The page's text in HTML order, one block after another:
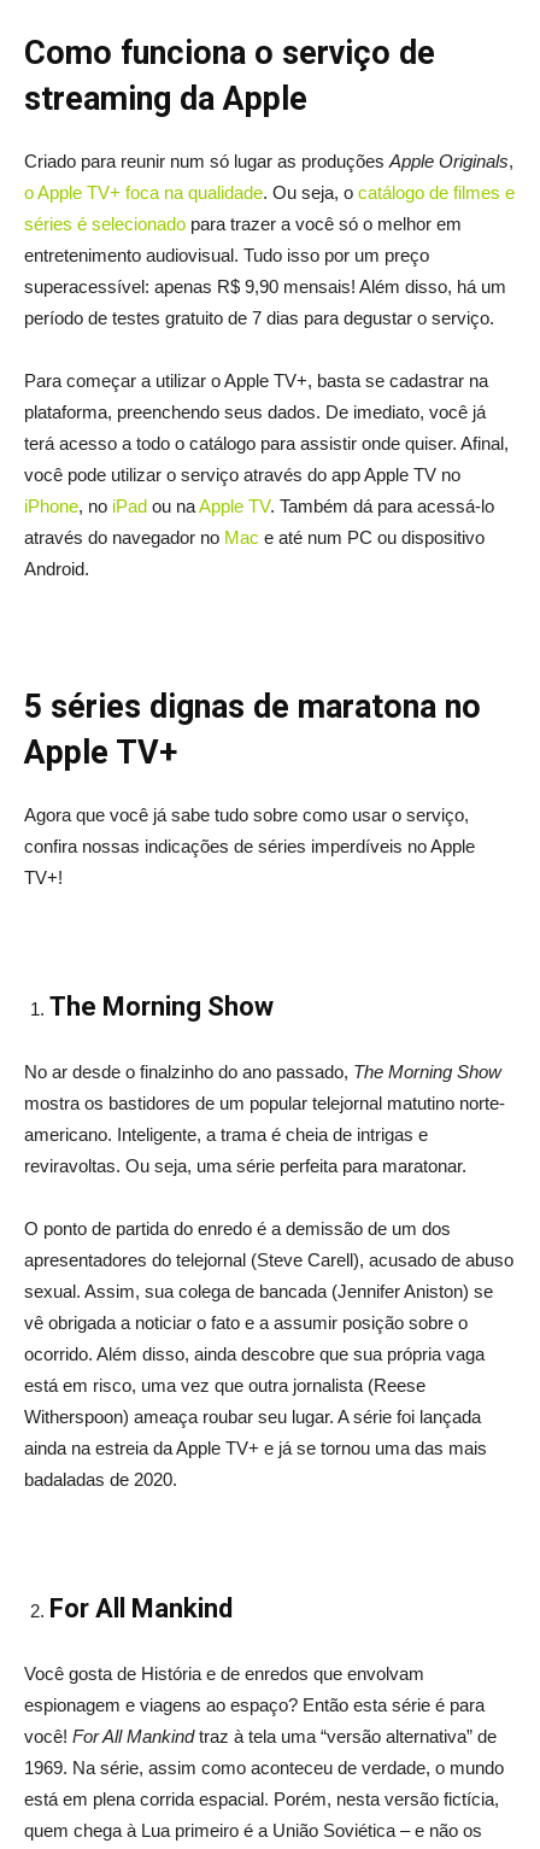
Como funciona o serviço de
streaming da Apple
Criado para reunir num só lugar as produções Apple Originals,
o Apple TV+ foca na qualidade. Ou seja, o catálogo de filmes e
séries é selecionado para trazer a você só o melhor em
entretenimento audiovisual. Tudo isso por um preço
superacessível: apenas R$ 9,90 mensais! Além disso, há um
período de testes gratuito de 7 dias para degustar o serviço.
Para começar a utilizar o Apple TV+, basta se cadastrar na
plataforma, preenchendo seus dados. De imediato, você já
terá acesso a todo o catálogo para assistir onde quiser. Afinal,
você pode utilizar o serviço através do app Apple TV no
iPhone, no iPad ou naApple TV. Também dá para acessá-lo
através do navegador no Mac e até num PC ou dispositivo
Android.
5 séries dignas de maratona no
Apple TV+
Agora que você já sabe tudo sobre como usar o serviço,
confira nossas indicações de séries imperdíveis no Apple
TV+!
The Morning Show
No ar desde o finalzinho do ano passado, The Morning Show
mostra os bastidores de um popular telejornal matutino norte-
americano. Inteligente, a trama é cheia de intrigas e
reviravoltas. Ou seja, uma série perfeita para maratonar.
O ponto de partida do enredo é a demissão de um dos
apresentadores do telejornal (Steve Carell), acusado de abuso
sexual. Assim, sua colega de bancada (Jennifer Aniston) se
vê obrigada a noticiar o fato e a assumir posição sobre o
ocorrido. Além disso, ainda descobre que sua própria vaga
está em risco, uma vez que outra jornalista (Reese
Witherspoon) ameaça roubar seu lugar. A série foi lançada
ainda na estreia da Apple TV+ e já se tornou uma das mais
badaladas de 2020.
For All Mankind
Você gosta de História e de enredos que envolvam
espionagem e viagens ao espaço? Então esta série é para
você! For All Mankindtraz à tela uma “versão alternativa” de
1969. Na série, assim como aconteceu de verdade, o mundo
está em plena corrida espacial. Porém, nesta versão fictícia,
quem chega à Lua primeiro é a União Soviética – e não os